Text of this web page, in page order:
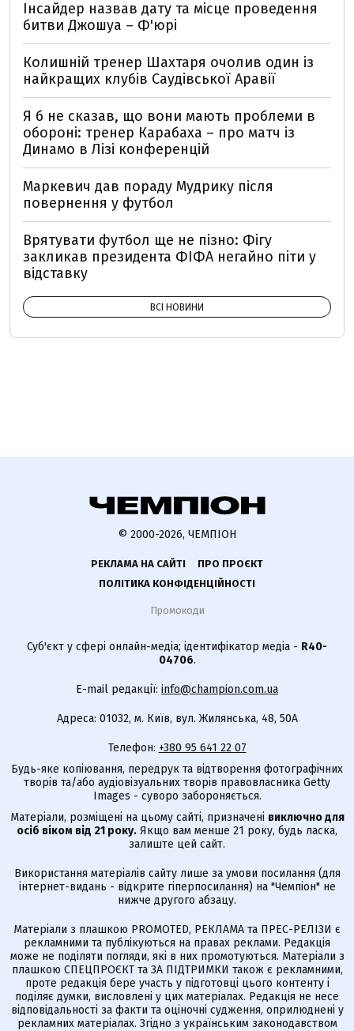
Інсайдер назвав дату та місце проведення
битви Джошуа – Ф'юрі
Колишній тренер Шахтаря очолив один із
найкращих клубів Саудівської Аравії
Я б не сказав, що вони мають проблеми в
обороні: тренер Карабаха – про матч із
Динамо в Лізі конференцій
Маркевич дав пораду Мудрику після
повернення у футбол
Врятувати футбол ще не пізно: Фігу
закликав президента ФІФА негайно піти у
відставку
ВСІ НОВИНИ
© 2000-2026, ЧЕМПІОН
РЕКЛАМА НА САЙТІ
ПРО ПРОЄКТ
ПОЛІТИКА КОНФІДЕНЦІЙНОСТІ
Промокоди
Суб'єкт у сфері онлайн-медіа; ідентифікатор медіа - R40-
04706.
E-mail редакції: info@champion.com.ua
Адреса: 01032, м. Київ, вул. Жилянська, 48, 50А
Телефон: +380 95 641 22 07
Будь-яке копіювання, передрук та відтворення фотографічних
творів та/або аудіовізуальних творів правовласника Getty
Images - суворо забороняється.
Матеріали, розміщені на цьому сайті, призначені виключно для
осіб віком від 21 року. Якщо вам менше 21 року, будь ласка,
залиште цей сайт.
Використання матеріалів сайту лише за умови посилання (для
інтернет-видань - відкрите гіперпосилання) на "Чемпіон" не
нижче другого абзацу.
Матеріали з плашкою PROMOTED, РЕКЛАМА та ПРЕС-РЕЛІЗИ є
рекламними та публікуються на правах реклами. Редакція
може не поділяти погляди, які в них промотуються. Матеріали з
плашкою СПЕЦПРОЄКТ та ЗА ПІДТРИМКИ також є рекламними,
проте редакція бере участь у підготовці цього контенту і
поділяє думки, висловлені у цих матеріалах. Редакція не несе
відповідальності за факти та оціночні судження, оприлюднені у
рекламних матеріалах. Згідно з українським законодавством